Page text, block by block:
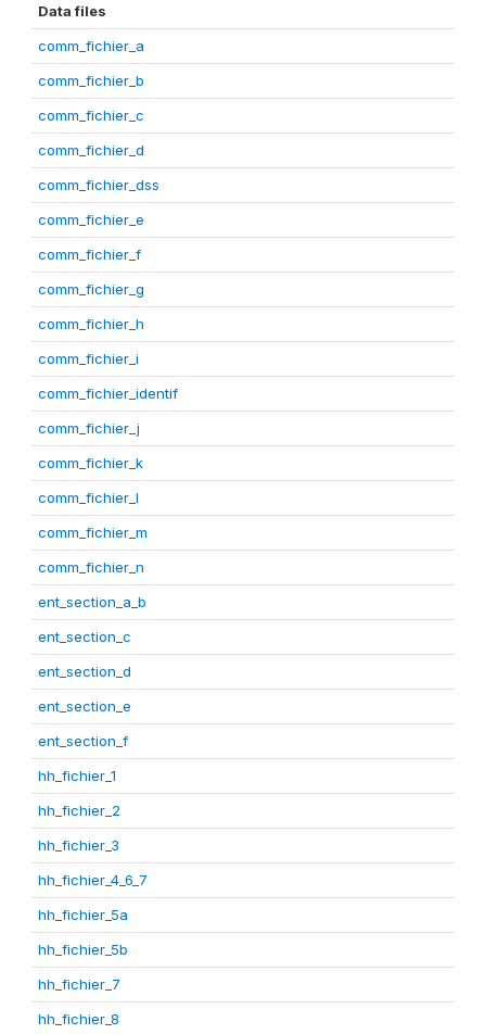
Data files
comm_fichier_a
comm_fichier_b
comm_fichier_c
comm_fichier_d
comm_fichier_dss
comm_fichier_e
comm_fichier_f
comm_fichier_g
comm_fichier_h
comm_fichier_i
comm_fichier_identif
comm_fichier_j
comm_fichier_k
comm_fichier_l
comm_fichier_m
comm_fichier_n
ent_section_a_b
ent_section_c
ent_section_d
ent_section_e
ent_section_f
hh_fichier_1
hh_fichier_2
hh_fichier_3
hh_fichier_4_6_7
hh_fichier_5a
hh_fichier_5b
hh_fichier_7
hh_fichier_8